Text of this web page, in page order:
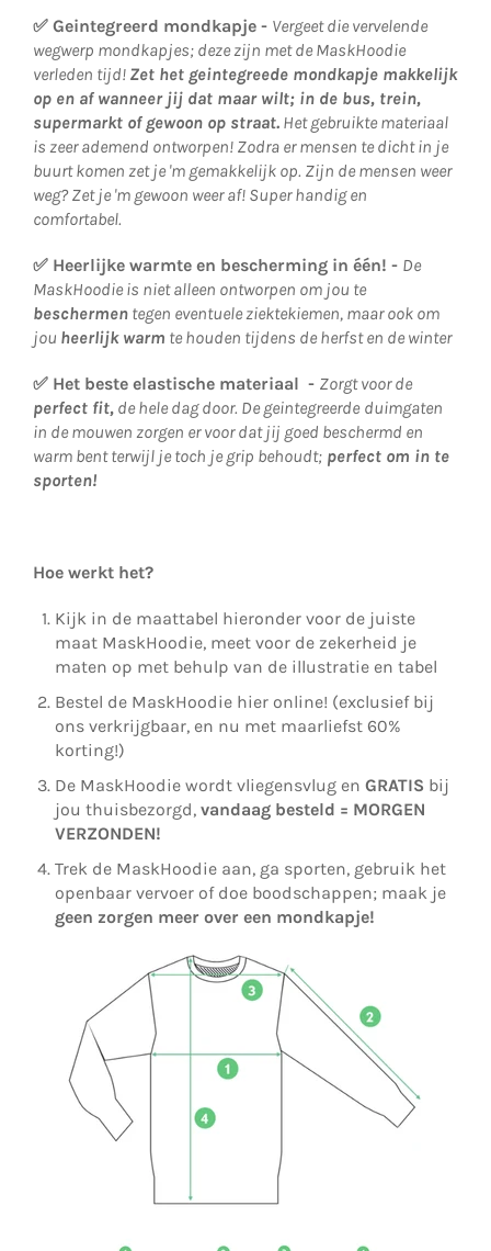
✅ Geintegreerd mondkapje - Vergeet die vervelende
wegwerp mondkapjes; deze zijn met de MaskHoodie
verleden tijd! Zet het geintegreede mondkapje makkelijk
op en af wanneer jij dat maar wilt; in de bus, trein,
supermarkt of gewoon op straat. Het gebruikte materiaal
is zeer ademend ontworpen! Zodra er mensen te dicht in je
buurt komen zet je 'm gemakkelijk op. Zijn de mensen weer
weg? Zet je 'm gewoon weer af! Super handig en
comfortabel.
✅ Heerlijke warmte en bescherming in één! - De
MaskHoodie is niet alleen ontworpen om jou te
beschermen tegen eventuele ziektekiemen, maar ook om
jou heerlijk warm te houden tijdens de herfst en de winter
✅ Het beste elastische materiaal - Zorgt voor de
perfect fit, de hele dag door. De geintegreerde duimgaten
in de mouwen zorgen er voor dat jij goed beschermd en
warm bent terwijl je toch je grip behoudt; perfect om in te
sporten!
Hoe werkt het?
Kijk in de maattabel hieronder voor de juiste
maat MaskHoodie, meet voor de zekerheid je
maten op met behulp van de illustratie en tabel
Bestel de MaskHoodie hier online! (exclusief bij
ons verkrijgbaar, en nu met maarliefst 60%
korting!)
De MaskHoodie wordt vliegensvlug en GRATIS bij
jou thuisbezorgd, vandaag besteld = MORGEN
VERZONDEN!
Trek de MaskHoodie aan, ga sporten, gebruik het
openbaar vervoer of doe boodschappen; maak je
geen zorgen meer over een mondkapje!